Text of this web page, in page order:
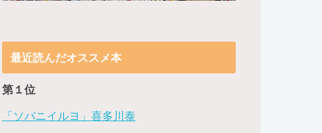
最近読んだオススメ本
第１位
「ソバニイルヨ」喜多川泰